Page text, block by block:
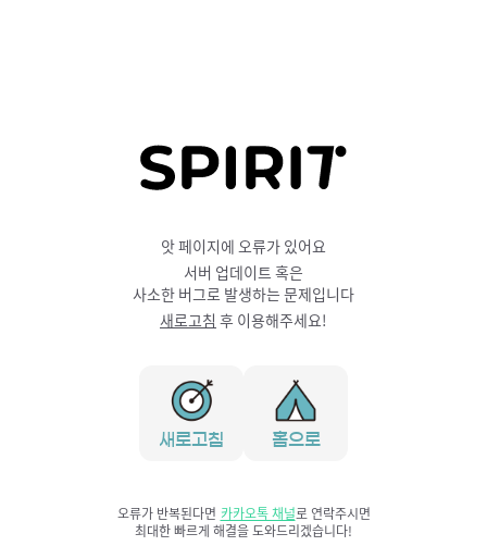
앗 페이지에 오류가 있어요
서버 업데이트 혹은
사소한 버그로 발생하는 문제입니다
새로고침 후 이용해주세요!
새로고침 홈으로
오류가 반복된다면 카카오톡 채널로 연락주시면
최대한 빠르게 해결을 도와드리겠습니다!